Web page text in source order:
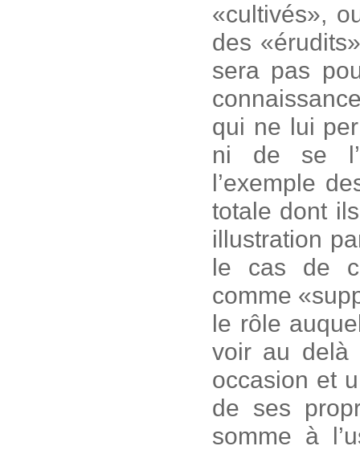
«cultivés»,
des
sera pas
qui ne lui
ni de se
l’exemple
totale dont
illustration
le cas de
comme
le rôle
voir au delà
occasion et
de ses
somme à